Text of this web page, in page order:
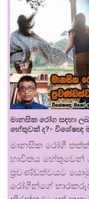
මානසික රෝග සඳහා
හේතුවක් ද?-
මානසික රෝගී
භාවිතය හේතුවෙන්
ප්‍රචණ්ඩත්වයට
රෝගීන්ගේ